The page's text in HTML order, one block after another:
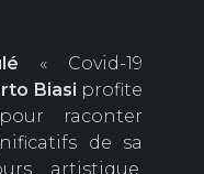
« Covid-19
Biasi profite
raconter
de sa
artistique.